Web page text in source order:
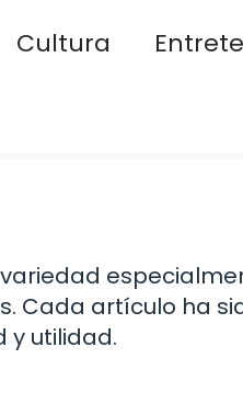
Cultura
Cada artículo ha
y utilidad.